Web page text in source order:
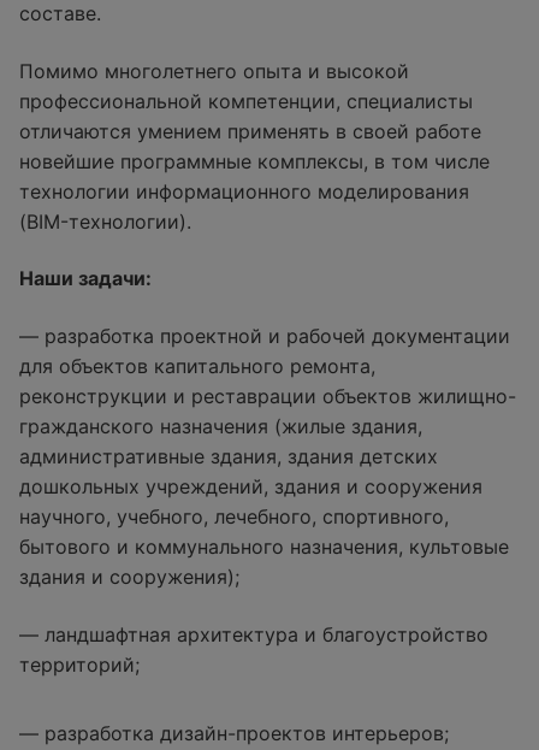
составе.
Помимо многолетнего опыта и высокой
профессиональной компетенции, специалисты
отличаются умением применять в своей работе
новейшие программные комплексы, в том числе
технологии информационного моделирования
(BIM-технологии).
Наши задачи:
— разработка проектной и рабочей документации
для объектов капитального ремонта,
реконструкции и реставрации объектов жилищно-
гражданского назначения (жилые здания,
административные здания, здания детских
дошкольных учреждений, здания и сооружения
научного, учебного, лечебного, спортивного,
бытового и коммунального назначения, культовые
здания и сооружения);
— ландшафтная архитектура и благоустройство
территорий;
— разработка дизайн-проектов интерьеров;